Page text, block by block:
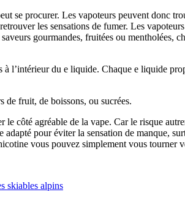
se procurer. Les vapoteurs peuvent donc
les sensations de fumer. Les
gourmandes, fruitées ou
à l’intérieur du e liquide. Chaque e liquide
de fruit, de boissons, ou sucrées.
côté agréable de la vape. Car le risque
adapté pour éviter la sensation de manque,
vous pouvez simplement vous tourner
skiables alpins